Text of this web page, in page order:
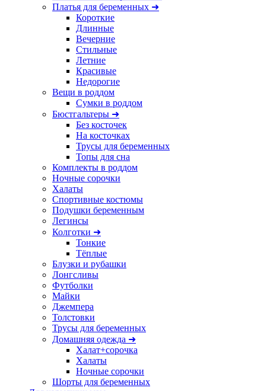
Платья для беременных ➜
Короткие
Длинные
Вечерние
Стильные
Летние
Красивые
Недорогие
Вещи в роддом
Сумки в роддом
Бюстгальтеры ➜
Без косточек
На косточках
Трусы для беременных
Топы для сна
Комплекты в роддом
Ночные сорочки
Халаты
Спортивные костюмы
Подушки беременным
Легинсы
Колготки ➜
Тонкие
Тёплые
Блузки и рубашки
Лонгсливы
Футболки
Майки
Джемпера
Толстовки
Трусы для беременных
Домашняя одежда ➜
Халат+сорочка
Халаты
Ночные сорочки
Шорты для беременных